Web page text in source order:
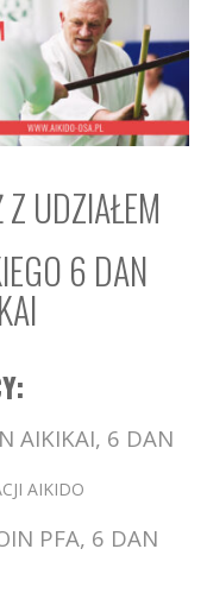
UDZIAŁEM
6 DAN
AIKIKAI, 6 DAN
AIKIDO
PFA, 6 DAN